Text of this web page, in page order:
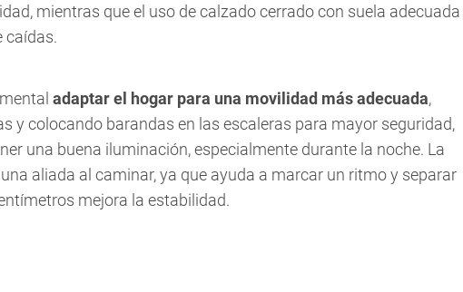
mientras que el uso de calzado cerrado con suela adecuada
caídas.
adaptar el hogar para una movilidad más adecuada,
y colocando barandas en las escaleras para mayor seguridad,
una buena iluminación, especialmente durante la noche. La
aliada al caminar, ya que ayuda a marcar un ritmo y separar
mejora la estabilidad.